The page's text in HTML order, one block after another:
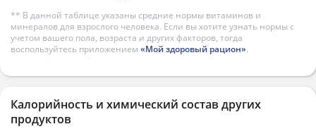
** В данной таблице указаны средние нормы витаминов и
минералов для взрослого человека. Если вы хотите узнать нормы с
учетом вашего пола, возраста и других факторов, тогда
воспользуйтесь приложением «Мой здоровый рацион».
Калорийность и химический состав других
продуктов